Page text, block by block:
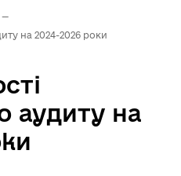
—
на 2024-2026 роки
аудиту на